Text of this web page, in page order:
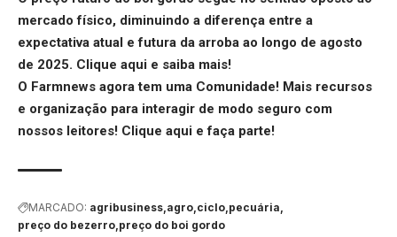
mercado físico, diminuindo a diferença entre a
expectativa atual e futura da arroba ao longo de agosto
de 2025. Clique aqui e saiba mais!
O Farmnews agora tem uma Comunidade! Mais recursos
e organização para interagir de modo seguro com
nossos leitores! Clique aqui e faça parte!
MARCADO: agribusiness agro ciclo pecuária
preço do bezerro preço do boi gordo